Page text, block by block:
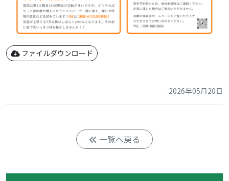
ファイルダウンロード
2026年05月20日
一覧へ戻る